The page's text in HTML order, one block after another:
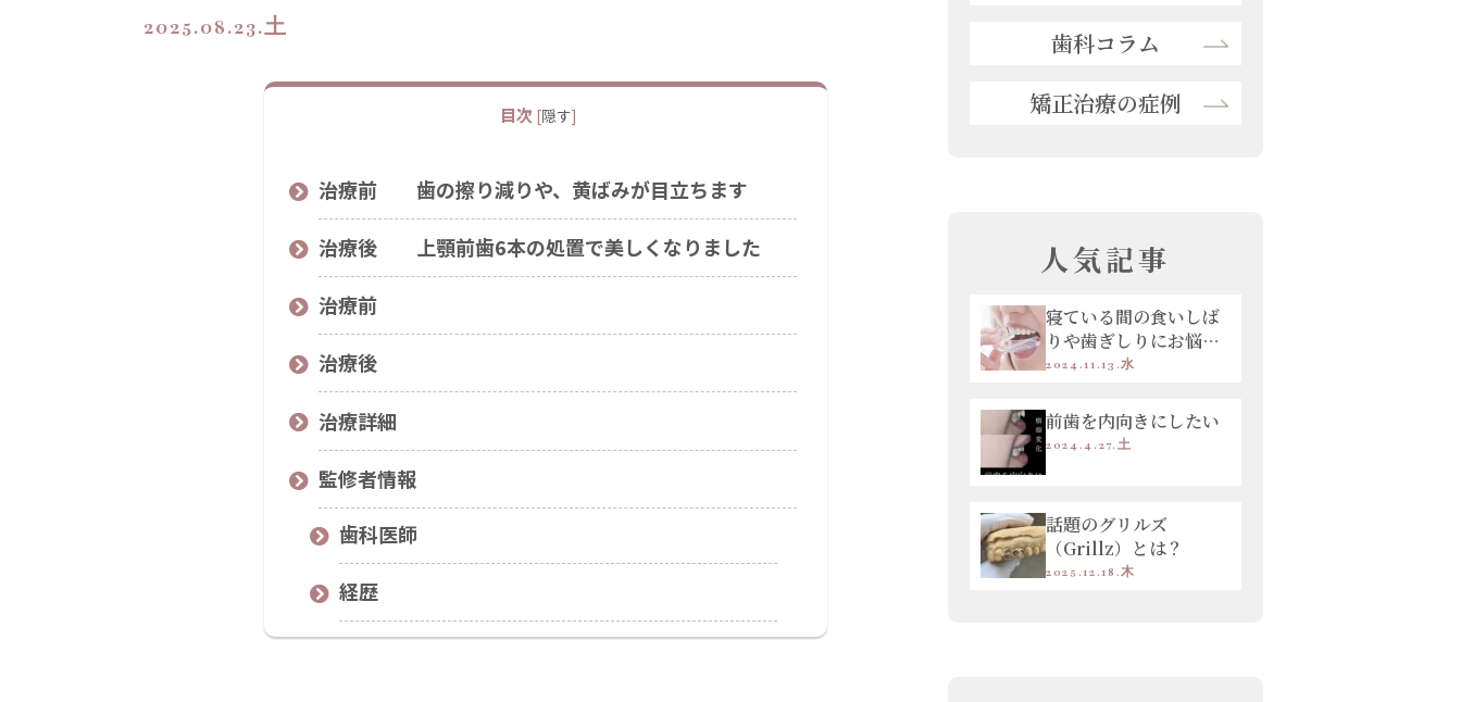
2025.08.23.土
目次 [隠す]
治療前 歯の擦り減りや、黄ばみが目立ちます
治療後 上顎前歯6本の処置で美しくなりました
治療前
治療後
治療詳細
監修者情報
歯科医師
経歴
歯科コラム
矯正治療の症例
人気記事
寝ている間の食いしば
りや歯ぎしりにお悩み
の方へ
2024.11.13.水
前歯を内向きにしたい
2024.4.27.土
話題のグリルズ
（Grillz）とは？
2025.12.18.木